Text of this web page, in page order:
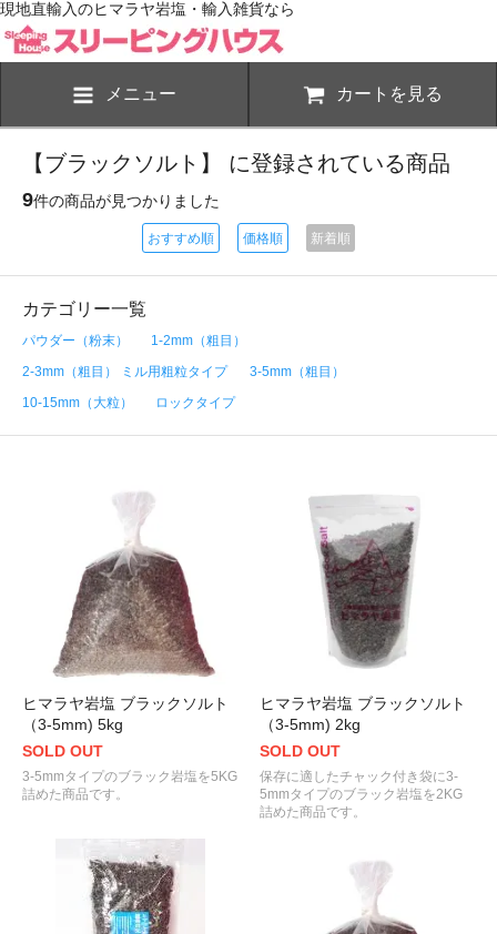
現地直輸入のヒマラヤ岩塩・輸入雑貨なら
メニュー カートを見る
【ブラックソルト】 に登録されている商品
9件の商品が見つかりました
おすすめ順 価格順 新着順
カテゴリー一覧
パウダー（粉末）
1-2mm（粗目）
2-3mm（粗目） ミル用粗粒タイプ
3-5mm（粗目）
10-15mm（大粒）
ロックタイプ
ヒマラヤ岩塩 ブラックソルト
（3-5mm) 5kg
SOLD OUT
3-5mmタイプのブラック岩塩を5KG
詰めた商品です。
ヒマラヤ岩塩 ブラックソルト
（3-5mm) 2kg
SOLD OUT
保存に適したチャック付き袋に3-
5mmタイプのブラック岩塩を2KG
詰めた商品です。